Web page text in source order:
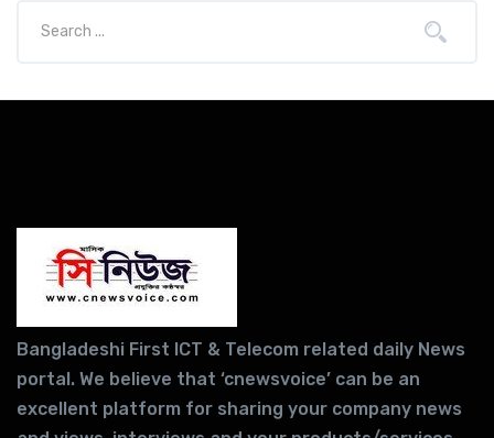
Bangladeshi First ICT & Telecom related daily News
portal. We believe that ‘cnewsvoice’ can be an
excellent platform for sharing your company news